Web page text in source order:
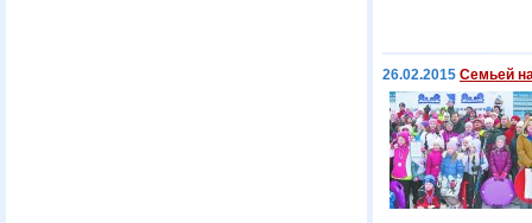
26.02.2015 Семьей